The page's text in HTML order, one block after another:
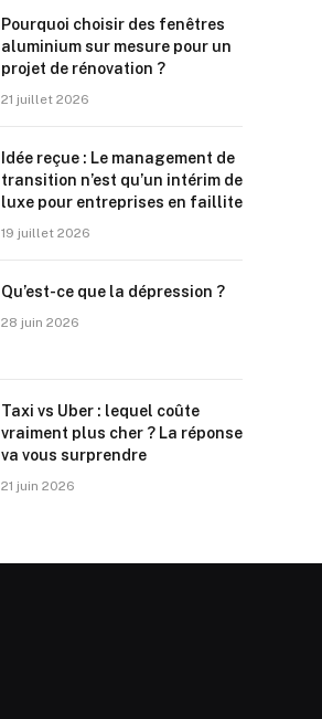
Pourquoi choisir des fenêtres
aluminium sur mesure pour un
projet de rénovation ?
21 juillet 2026
Idée reçue : Le management de
transition n’est qu’un intérim de
luxe pour entreprises en faillite
19 juillet 2026
Qu’est-ce que la dépression ?
28 juin 2026
Taxi vs Uber : lequel coûte
vraiment plus cher ? La réponse
va vous surprendre
21 juin 2026